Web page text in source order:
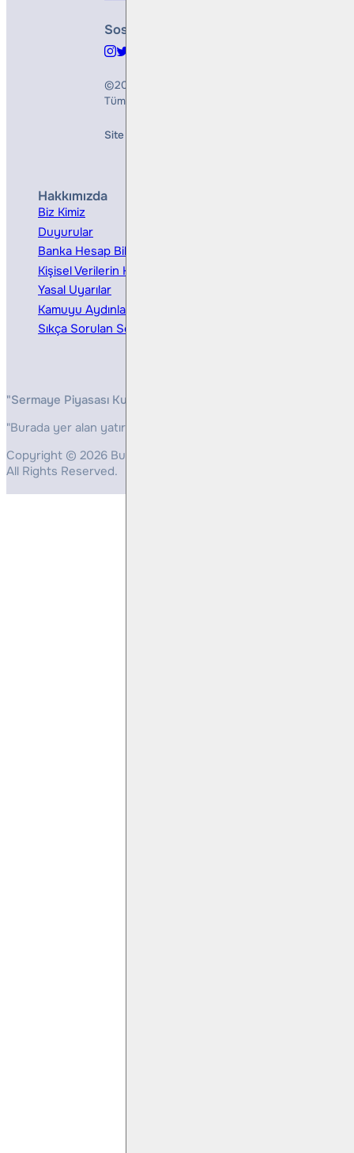
Sosyal Medya
©2026
Tüm Hakları Saklıdır
Site Creation & Technology by
Hakkımızda
Biz Kimiz
Duyurular
Banka Hesap Bilgileri
Kişisel Verilerin Korunması
Yasal Uyarılar
Kamuyu Aydınlatma
Sıkça Sorulan Sorular
"Sermaye Piyasası Kurulunun, Yatırım Hizmetleri ve
"Burada yer alan yatırım bilgi, yorum ve tavsiyeleri yatırım
Copyright © 2026 Bulls Yatırım Menkul Değerler
All Rights Reserved.